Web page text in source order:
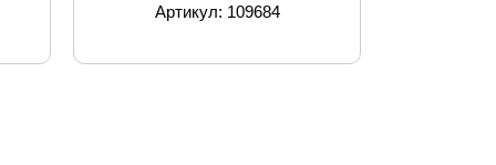
Артикул: 109684